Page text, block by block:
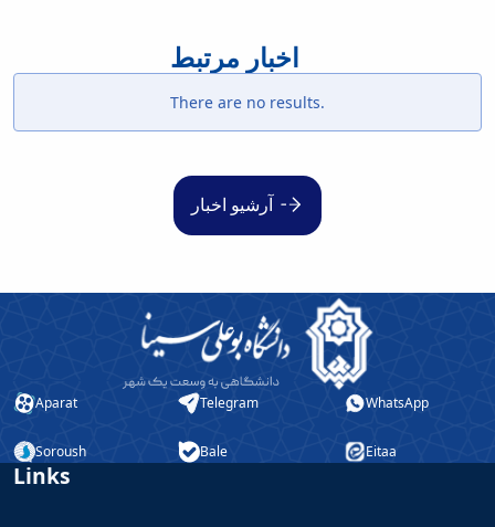
اخبار مرتبط
There are no results.
آرشیو اخبار
Aparat Telegram WhatsApp
Soroush Bale Eitaa
Links